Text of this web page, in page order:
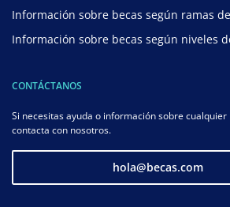
Información sobre becas según ramas
Información sobre becas según niveles
CONTÁCTANOS
Si necesitas ayuda o información sobre cualquier
contacta con nosotros.
hola@becas.com